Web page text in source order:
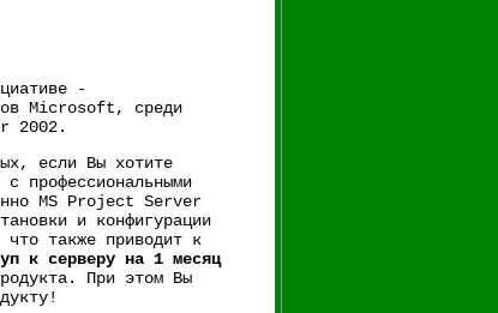
-
Microsoft, среди
2002.
если Вы хотите
профессиональными
MS Project Server
и конфигурации
что также приводит к
к серверу на 1 месяц
При этом Вы